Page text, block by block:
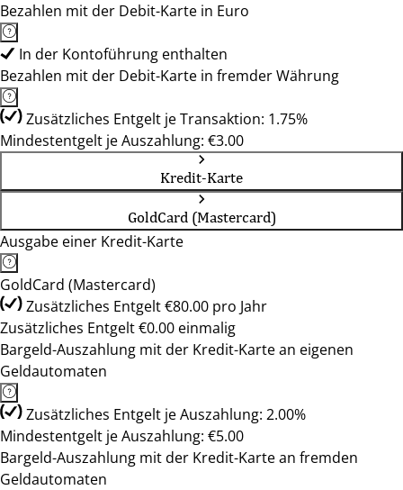
Bezahlen mit der Debit-Karte in Euro
In der Kontoführung enthalten
Bezahlen mit der Debit-Karte in fremder Währung
Zusätzliches Entgelt je Transaktion: 1.75%
Mindestentgelt je Auszahlung: €3.00
Kredit-Karte
GoldCard (Mastercard)
Ausgabe einer Kredit-Karte
GoldCard (Mastercard)
Zusätzliches Entgelt €80.00 pro Jahr
Zusätzliches Entgelt €0.00 einmalig
Bargeld-Auszahlung mit der Kredit-Karte an eigenen
Geldautomaten
Zusätzliches Entgelt je Auszahlung: 2.00%
Mindestentgelt je Auszahlung: €5.00
Bargeld-Auszahlung mit der Kredit-Karte an fremden
Geldautomaten